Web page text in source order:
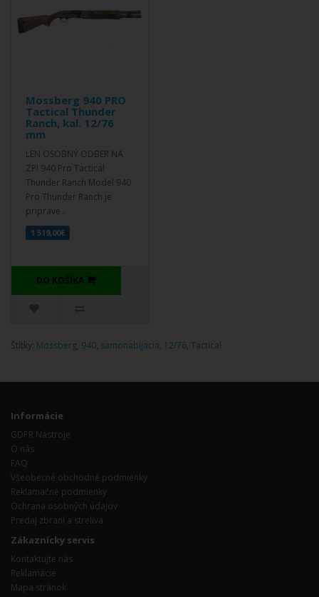
Mossberg 940 PRO
Tactical Thunder
Ranch, kal. 12/76
mm
LEN OSOBNÝ ODBER NA
ZP! 940 Pro Tactical
Thunder Ranch Model 940
Pro Thunder Ranch je
priprave..
1 519,00€
DO KOŠÍKA
Štítky: Mossberg, 940, samonabíjacia, 12/76, Tactical
Informácie
GDPR Nástroje
O nás
FAQ
Všeobecné obchodné podmienky
Reklamačné podmienky
Ochrana osobných údajov
Predaj zbraní a streliva
Zákaznícky servis
Kontaktujte nás
Reklamácie
Mapa stránok